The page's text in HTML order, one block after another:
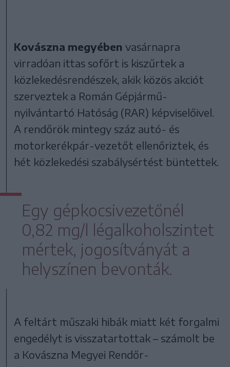
Kovászna megyében vasárnapra
virradóan ittas sofőrt is kiszűrtek a
közlekedésrendészek, akik közös akciót
szerveztek a Román Gépjármű-
nyilvántartó Hatóság (RAR) képviselőivel.
A rendőrök mintegy száz autó- és
motorkerékpár-vezetőt ellenőriztek, és
hét közlekedési szabálysértést büntettek.
Egy gépkocsivezetőnél
0,82 mg/l légalkoholszintet
mértek, jogosítványát a
helyszínen bevonták.
A feltárt műszaki hibák miatt két forgalmi
engedélyt is visszatartottak – számolt be
a Kovászna Megyei Rendőr-